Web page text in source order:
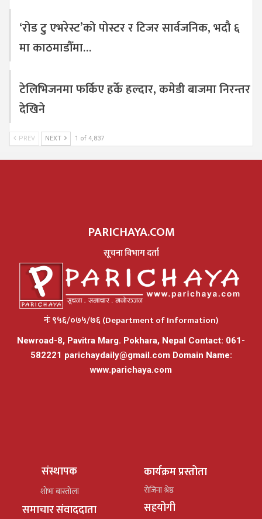
‘रोड टु एभरेस्ट’को पोस्टर र टिजर सार्वजनिक, भदौ ६
मा काठमाडौँमा…
टेलिभिजनमा फर्किए हर्के हल्दार, कमेडी बाजमा निरन्तर
देखिने
PREV NEXT 1 of 4,837
PARICHAYA.COM
सूचना विभाग दर्ता
नंः ९५६/०७५/७६ (Department of Information)
Newroad-8, Pavitra Marg. Pokhara, Nepal Contact: 061-
582221 parichaydaily@gmail.comDomain Name:
www.parichaya.com
संस्थापक
शोभा बास्तोला
समाचार संवाददाता
कार्यक्रम प्रस्तोता
रोजिना श्रेष्ठ
सहयोगी